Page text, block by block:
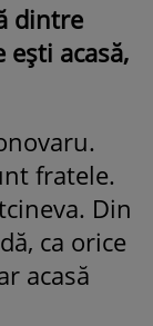
dintre
acasă,
fratele.
Din
ca orice
acasă